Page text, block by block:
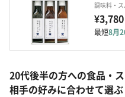
調味料・
¥3,780
最短8月
20代後半の方への食品・
相手の好みに合わせて選ぶ